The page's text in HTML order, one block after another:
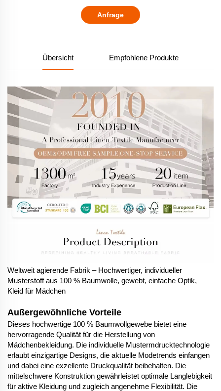
Anfrage
Übersicht Empfohlene Produkte
Weltweit agierende Fabrik – Hochwertiger, individueller
Musterstoff aus 100 % Baumwolle, gewebt, einfache Optik,
Kleid für Mädchen
Außergewöhnliche Vorteile
Dieses hochwertige 100 % Baumwollgewebe bietet eine
hervorragende Qualität für die Herstellung von
Mädchenbekleidung. Die individuelle Mustermdrucktechnologie
erlaubt einzigartige Designs, die aktuelle Modetrends einfangen
und dabei eine exzellente Druckqualität beibehalten. Die
mittelschwere Konstruktion gewährleistet optimale Langlebigkeit
für aktive Kleidung und zugleich angenehme Flexibilität. Die